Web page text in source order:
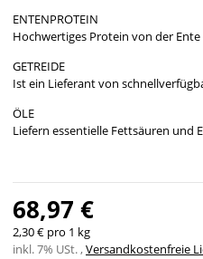
ENTENPROTEIN
Hochwertiges Protein von der Ente
GETREIDE
Ist ein Lieferant von
ÖLE
Liefern essentielle Fettsäuren und
68,97 €
2,30 € pro 1 kg
inkl. 7% USt. ,Versandkostenfreie